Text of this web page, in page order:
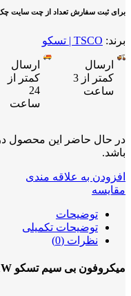
برای ثبت سفارش تعداد از چت سایت چک
برند: TSCO | تسکو
ارسال
کمتر از 3
ساعت
ارسال
کمتر از
24
ساعت
در حال حاضر این محصول
باشد.
افزودن به علاقه مندی
مقایسه
توضیحات
توضیحات تکمیلی
نظرات (0)
میکروفون بی سیم تسکو TSCO MICROPHONE TMIC 5001W